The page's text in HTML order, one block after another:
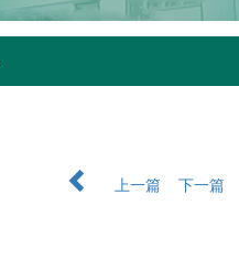
上一篇
下一篇